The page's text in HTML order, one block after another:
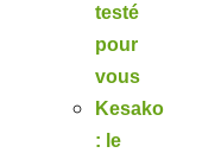
testé
pour
vous
Kesako
: le